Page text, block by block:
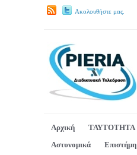
Ακολουθήστε μας.
Αρχική ΤΑΥΤΟΤΗΤΑ
Αστυνομικά
Επιστήμη